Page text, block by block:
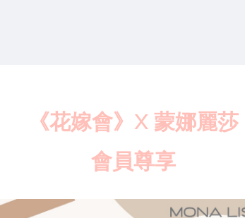
《花嫁會》X 蒙娜麗莎
會員尊享